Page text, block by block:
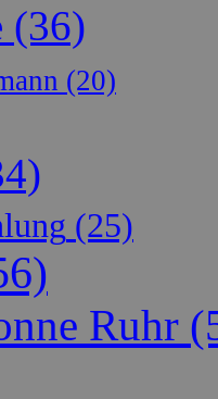
(36)
(20)
(25)
Ruhr